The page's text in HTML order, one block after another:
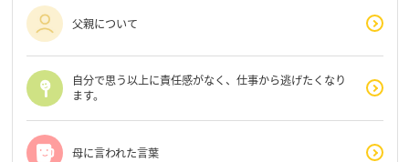
父親について
自分で思う以上に責任感がなく、仕事から逃げたくなり
ます。
母に言われた言葉